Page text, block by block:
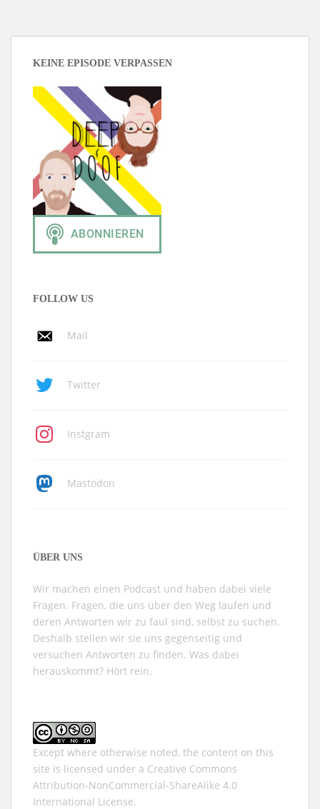
KEINE EPISODE VERPASSEN
FOLLOW US
Mail
Twitter
Instgram
Mastodon
ÜBER UNS
Wir machen einen Podcast und haben dabei viele
Fragen. Fragen, die uns über den Weg laufen und
deren Antworten wir zu faul sind, selbst zu suchen.
Deshalb stellen wir sie uns gegenseitig und
versuchen Antworten zu finden. Was dabei
herauskommt? Hört rein.
Except where otherwise noted, the content on this
site is licensed under a Creative Commons
Attribution-NonCommercial-ShareAlike 4.0
International License.